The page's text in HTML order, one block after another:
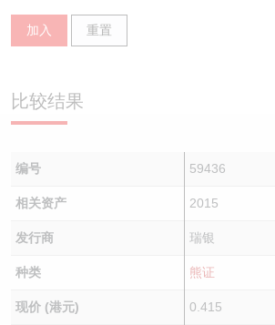
加入 重置
比较结果
编号 59436
相关资产 2015
发行商 瑞银
种类 熊证
现价 (港元) 0.415
引伸波幅比较图
认股证文件及公告
认股证文件及公告 (瑞信)
即将到期牛熊证
牛熊证分析仪
牛熊证速算机
牛熊证文件及公告 (瑞信)
业绩及经济日历
AH 股价对照
即市板块表现
收市竞价变化